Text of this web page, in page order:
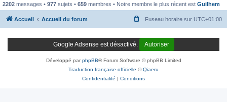
2202 messages • 977 sujets • 659 membres • Notre membre le plus récent est Guilhem
Accueil Accueil du forum Fuseau horaire sur UTC+01:00
Google Adsense est désactivé. Autoriser
Développé parphpBB® Forum Software © phpBB Limited
Traduction française officielle ©Qiaeru
Confidentialité | Conditions